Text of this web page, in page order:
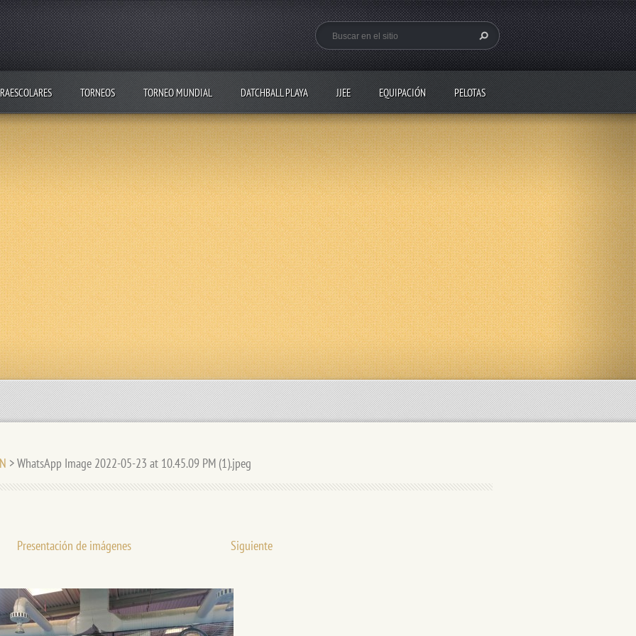
TORNEOS TORNEO MUNDIAL DATCHBALL PLAYA JJEE EQUIPACIÓN PELOTAS
>WhatsApp Image 2022-05-23 at 10.45.09 PM (1).jpeg
Presentación de imágenes Siguiente